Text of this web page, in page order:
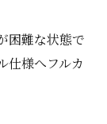
困難な状態で
仕様へフルカ